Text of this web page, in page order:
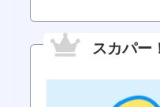
スカパー